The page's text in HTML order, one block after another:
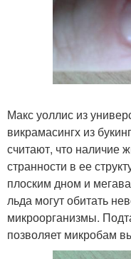
Макс уоллис из
викрамасингх из
считают, что наличие
странности в ее
плоским дном и
льда могут обитать
микроорганизмы.
позволяет микробам